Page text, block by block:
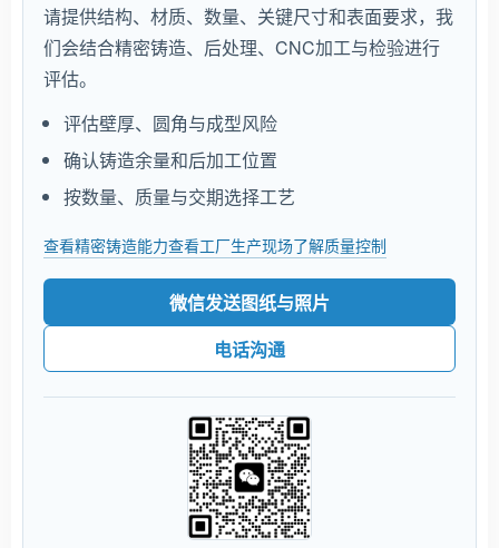
请提供结构、材质、数量、关键尺寸和表面要求，我
们会结合精密铸造、后处理、CNC加工与检验进行
评估。
评估壁厚、圆角与成型风险
确认铸造余量和后加工位置
按数量、质量与交期选择工艺
查看精密铸造能力查看工厂生产现场了解质量控制
微信发送图纸与照片
电话沟通